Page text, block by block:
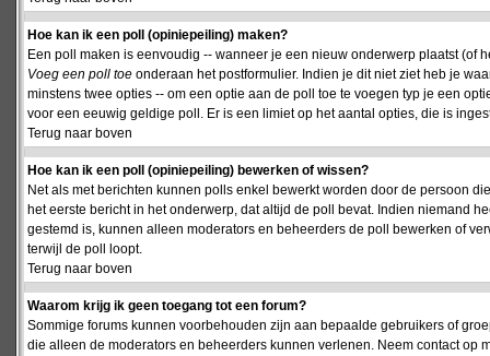
Hoe kan ik een poll (opiniepeiling) maken?
Een poll maken is eenvoudig -- wanneer je een nieuw onderwerp plaatst (of
Voeg een poll toe onderaan het postformulier. Indien je dit niet ziet heb je
minstens twee opties -- om een optie aan de poll toe te voegen typ je een
voor een eeuwig geldige poll. Er is een limiet op het aantal opties, die is
Terug naar boven
Hoe kan ik een poll (opiniepeiling) bewerken of wissen?
Net als met berichten kunnen polls enkel bewerkt worden door de persoon
het eerste bericht in het onderwerp, dat altijd de poll bevat. Indien niemand
gestemd is, kunnen alleen moderators en beheerders de poll bewerken of
terwijl de poll loopt.
Terug naar boven
Waarom krijg ik geen toegang tot een forum?
Sommige forums kunnen voorbehouden zijn aan bepaalde gebruikers of
die alleen de moderators en beheerders kunnen verlenen. Neem contact op